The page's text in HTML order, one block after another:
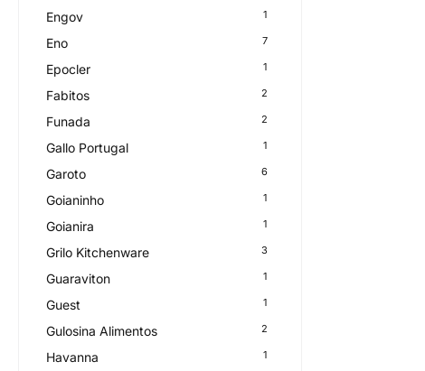
Engov 1
Eno 7
Epocler 1
Fabitos 2
Funada 2
Gallo Portugal 1
Garoto 6
Goianinho 1
Goianira 1
Grilo Kitchenware 3
Guaraviton 1
Guest 1
Gulosina Alimentos 2
Havanna 1